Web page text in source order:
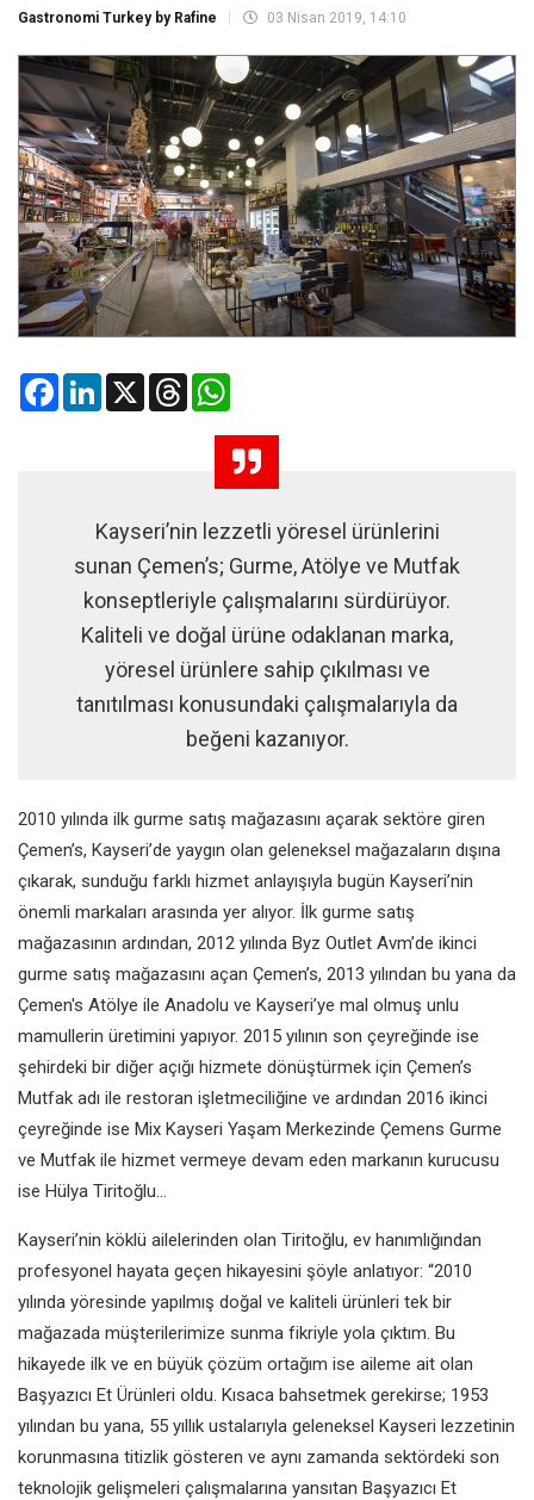
Gastronomi Turkey by Rafine 03 Nisan 2019, 14:10
FacebookLinkedIn
X Threads
Kayseri’nin lezzetli yöresel ürünlerini
sunan Çemen’s; Gurme, Atölye ve Mutfak
konseptleriyle çalışmalarını sürdürüyor.
Kaliteli ve doğal ürüne odaklanan marka,
yöresel ürünlere sahip çıkılması ve
tanıtılması konusundaki çalışmalarıyla da
beğeni kazanıyor.
2010 yılında ilk gurme satış mağazasını açarak sektöre giren
Çemen’s, Kayseri’de yaygın olan geleneksel mağazaların dışına
çıkarak, sunduğu farklı hizmet anlayışıyla bugün Kayseri’nin
önemli markaları arasında yer alıyor. İlk gurme satış
mağazasının ardından, 2012 yılında Byz Outlet Avm’de ikinci
gurme satış mağazasını açan Çemen’s, 2013 yılından bu yana da
Çemen's Atölye ile Anadolu ve Kayseri’ye mal olmuş unlu
mamullerin üretimini yapıyor. 2015 yılının son çeyreğinde ise
şehirdeki bir diğer açığı hizmete dönüştürmek için Çemen’s
Mutfak adı ile restoran işletmeciliğine ve ardından 2016 ikinci
çeyreğinde ise Mix Kayseri Yaşam Merkezinde Çemens Gurme
ve Mutfak ile hizmet vermeye devam eden markanın kurucusu
ise Hülya Tiritoğlu…
Kayseri’nin köklü ailelerinden olan Tiritoğlu, ev hanımlığından
profesyonel hayata geçen hikayesini şöyle anlatıyor: “2010
yılında yöresinde yapılmış doğal ve kaliteli ürünleri tek bir
mağazada müşterilerimize sunma fikriyle yola çıktım. Bu
hikayede ilk ve en büyük çözüm ortağım ise aileme ait olan
Başyazıcı Et Ürünleri oldu. Kısaca bahsetmek gerekirse; 1953
yılından bu yana, 55 yıllık ustalarıyla geleneksel Kayseri lezzetinin
korunmasına titizlik gösteren ve aynı zamanda sektördeki son
teknolojik gelişmeleri çalışmalarına yansıtan Başyazıcı Et